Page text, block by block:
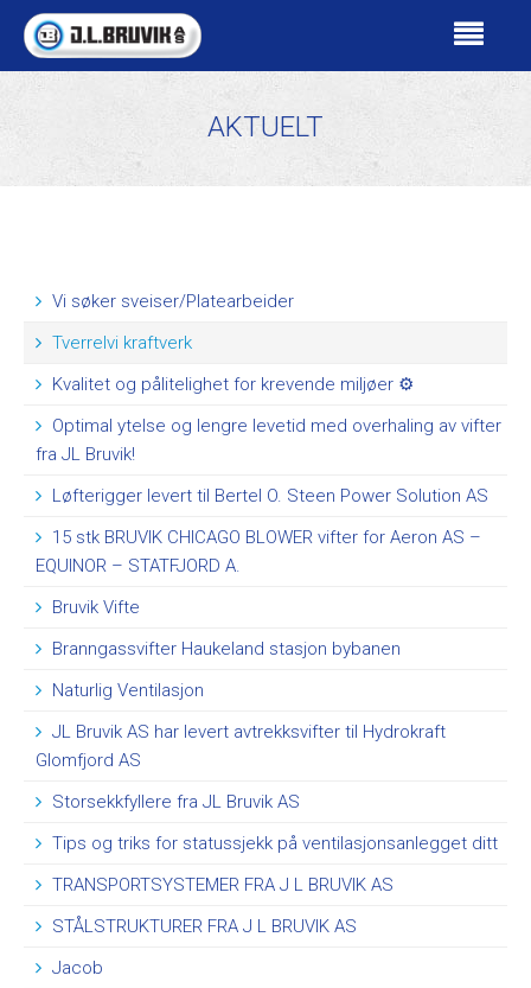
Landbruk - veiledende prisliste 2026
VÅRE PRODUKTER
Takvifter
In-Line vifter
Brann og Trykksettingsvifter
Blande- og sirkulasjonsvifter
Reguleringsutstyr
Aggregater
Ventilasjonspakker
LANDBRUKSVENTILASJON
Avtrekk
Sirkulasjonsvifter
Friskluftsinntak
Wiretrekk til vegg og loftsventiler
Regulatorer og klimastyringer
Diverse produkter
AKTUELT
Vi søker sveiser/Platearbeider
Tverrelvi kraftverk
​Kvalitet og pålitelighet for krevende miljøer ⚙️
Optimal ytelse og lengre levetid med overhaling av vifter
fra JL Bruvik!
Løfterigger levert til Bertel O. Steen Power Solution AS
15 stk BRUVIK CHICAGO BLOWER vifter for Aeron AS –
EQUINOR – STATFJORD A.
Bruvik Vifte
Branngassvifter Haukeland stasjon bybanen
Naturlig Ventilasjon
JL Bruvik AS har levert avtrekksvifter til Hydrokraft
Glomfjord AS
Storsekkfyllere fra JL Bruvik AS
Tips og triks for statussjekk på ventilasjonsanlegget ditt
TRANSPORTSYSTEMER FRA J L BRUVIK AS
STÅLSTRUKTURER FRA J L BRUVIK AS
Jacob